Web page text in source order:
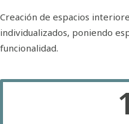
Creación de espacios
individualizados, poniendo
funcionalidad.
1